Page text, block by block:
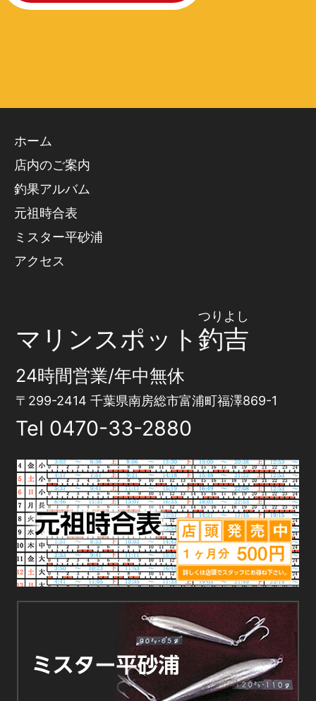
ホーム
店内のご案内
釣果アルバム
元祖時合表
ミスター平砂浦
アクセス
マリンスポット釣吉
つりよし
24時間営業/年中無休
〒299-2414 千葉県南房総市富浦町福澤869-1
Tel 0470-33-2880